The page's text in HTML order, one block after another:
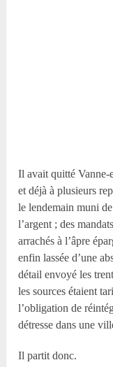
Il avait quitté Vanne-
et déjà à plusieurs
le lendemain muni
l’argent ; des
arrachés à l’âpre
enfin lassée d’une
détail envoyé les
les sources étaient
l’obligation de
détresse dans une
Il partit donc.